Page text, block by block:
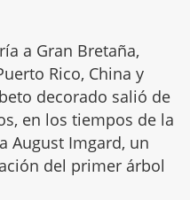
a Gran Bretaña,
Rico, China y
decorado salió de
en los tiempos de la
August Imgard, un
del primer árbol